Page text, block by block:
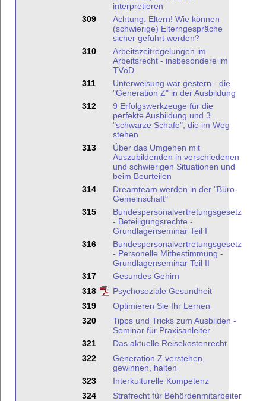
interpretieren
309
Achtung: Eltern! Wie können
(schwierige) Elterngespräche
sicher geführt werden?
310
Arbeitszeitregelungen im
Arbeitsrecht - insbesondere im
TVöD
311
Unterweisung war gestern - die
"Generation Z" in der Ausbildung
312
9 Erfolgswerkzeuge für die
perfekte Ausbildung und 3
"schwarze Schafe", die im Weg
stehen
313
Über das Umgehen mit
Auszubildenden in verschiedenen
und schwierigen Situationen und
beim Beurteilen
314
Dreamteam werden in der "Büro-
Gemeinschaft"
315
Bundespersonalvertretungsgesetz
- Beteiligungsrechte -
Grundlagenseminar Teil I
316
Bundespersonalvertretungsgesetz
- Personelle Mitbestimmung -
Grundlagenseminar Teil II
317
Gesundes Gehirn
318
Psychosoziale Gesundheit
319
Optimieren Sie Ihr Lernen
320
Tipps und Tricks zum Ausbilden -
Seminar für Praxisanleiter
321
Das aktuelle Reisekostenrecht
322
Generation Z verstehen,
gewinnen, halten
323
Interkulturelle Kompetenz
324
Strafrecht für Behördenmitarbeiter